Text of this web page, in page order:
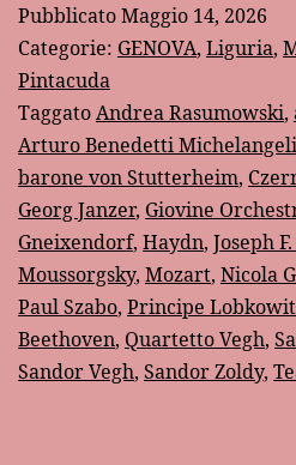
di
PubblicatoMaggio 14, 2026
Categorie: GENOVA, Liguria,
Pintacuda
TaggatoAndrea Rasumowski,
Arturo Benedetti Michelangeli
barone von Stutterheim,
Georg Janzer, Giovine
Gneixendorf, Haydn, Joseph
Moussorgsky, Mozart, Nicola
Paul Szabo, Principe
Beethoven, Quartetto Vegh,
Sandor Vegh, Sandor Zoldy,